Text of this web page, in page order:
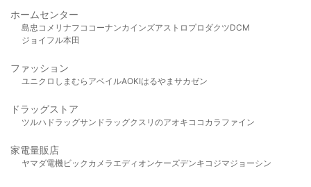
ホームセンター
島忠 コメリ ナフコ コーナンカインズアストロプロダクツDCM
ジョイフル本田
ファッション
ユニクロ しまむら アベイルAOKIはるやま サカゼン
ドラッグストア
ツルハドラッグサンドラッグクスリのアオキ ココカラファイン
家電量販店
ヤマダ電機ビックカメラ エディオンケーズデンキ コジマジョーシン